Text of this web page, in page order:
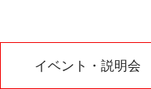
イベント・説明会